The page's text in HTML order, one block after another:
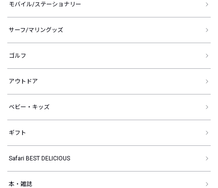
モバイル/ステーショナリー
サーフ/マリングッズ
ゴルフ
アウトドア
ベビー・キッズ
ギフト
Safari BEST DELICIOUS
本・雑誌